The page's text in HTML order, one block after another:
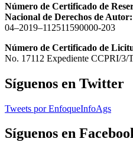
Número de Certificado de
Nacional de Derechos de Autor:
04–2019–112511590000-203
Número de Certificado de
No. 17112 Expediente CCPRI/3/
Síguenos en Twitter
Tweets por EnfoqueInfoAgs
Síguenos en